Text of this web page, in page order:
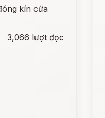
kín cửa
3,066 lượt đọc